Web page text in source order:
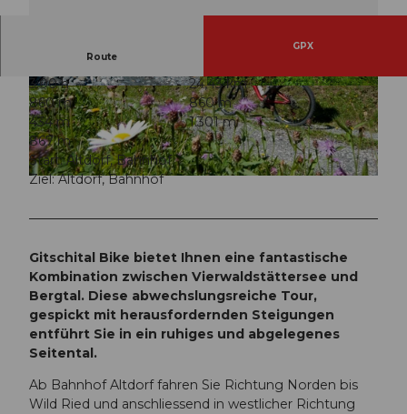
© A. Sanchez
© A. Sanchez © A. Sanchez
Route
GPX
3:00 h
24,43 km
860 m
860 m
434 m
1.301 m
867 m
Start: Altdorf, Bahnhof
Ziel: Altdorf, Bahnhof
Gitschital Bike bietet Ihnen eine fantastische
Kombination zwischen Vierwaldstättersee und
Bergtal. Diese abwechslungsreiche Tour,
gespickt mit herausfordernden Steigungen
entführt Sie in ein ruhiges und abgelegenes
Seitental.
Ab Bahnhof Altdorf fahren Sie Richtung Norden bis
Wild Ried und anschliessend in westlicher Richtung